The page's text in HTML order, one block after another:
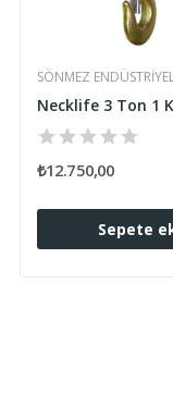
SÖNMEZ
₺12.750,00
Sepete